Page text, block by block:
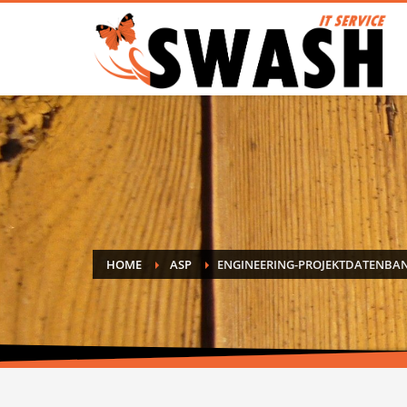
HOME ASP ENGINEERING-